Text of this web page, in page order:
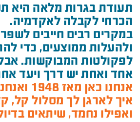
תעודת בגרות מלאה היא
הכרחי לקבלה לאקדמיה.
במקרים רבים חייבים לשפר
ולהעלות ממוצעים, כדי
לפקולטות המבוקשות.
אחד ואחת יש דרך ויעד
אנחנו כאן מאז 1948 ואנחנו יודעים
איך לארגן לך מסלול קל,
ואפילו נחמד, שיתאים